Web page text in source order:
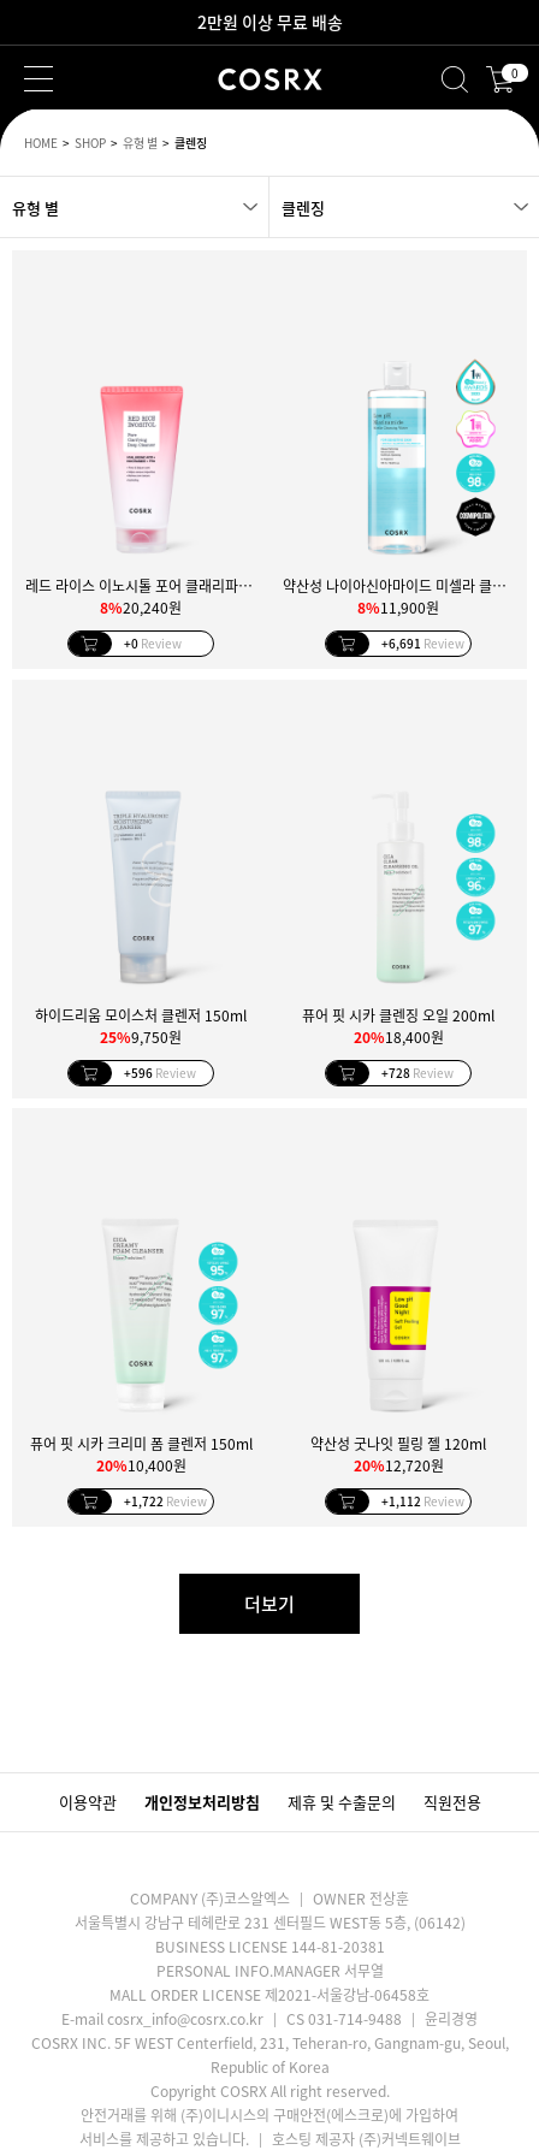
2만원 이상 무료 배송
새로워진 회원 혜택을 만나보세요! 0
HOME SHOP 유형 별 클렌징
레드 라이스 이노시톨 포어 클래리파잉 딥 클렌저
8%20,240원
+0 Review
약산성 나이아신아마이드 미셀라 클렌징 워터 400ml
8%11,900원
+6,691 Review
하이드리움 모이스처 클렌저 150ml
25%9,750원
+596 Review
퓨어 핏 시카 클렌징 오일 200ml
20%18,400원
+728 Review
퓨어 핏 시카 크리미 폼 클렌저 150ml
20%10,400원
+1,722 Review
약산성 굿나잇 필링 젤 120ml
20%12,720원
+1,112 Review
더보기
이용약관 개인정보처리방침 제휴 및 수출문의 직원전용
COMPANY (주)코스알엑스
OWNER 전상훈
서울특별시 강남구 테헤란로 231 센터필드 WEST동 5층, (06142)
BUSINESS LICENSE 144-81-20381
PERSONAL INFO.MANAGER 서무열
MALL ORDER LICENSE 제2021-서울강남-06458호
E-mail cosrx_info@cosrx.co.kr
CS 031-714-9488
윤리경영
COSRX INC. 5F WEST Centerfield, 231, Teheran-ro, Gangnam-gu, Seoul,
Republic of Korea
Copyright COSRX All right reserved.
안전거래를 위해 (주)이니시스의 구매안전(에스크로)에 가입하여
서비스를 제공하고 있습니다.
호스팅 제공자 (주)커넥트웨이브